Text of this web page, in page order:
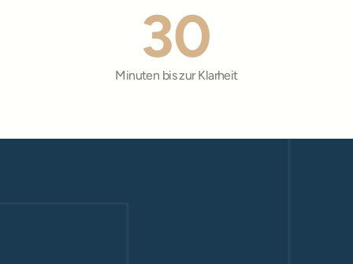
30
Minuten bis zur Klarheit